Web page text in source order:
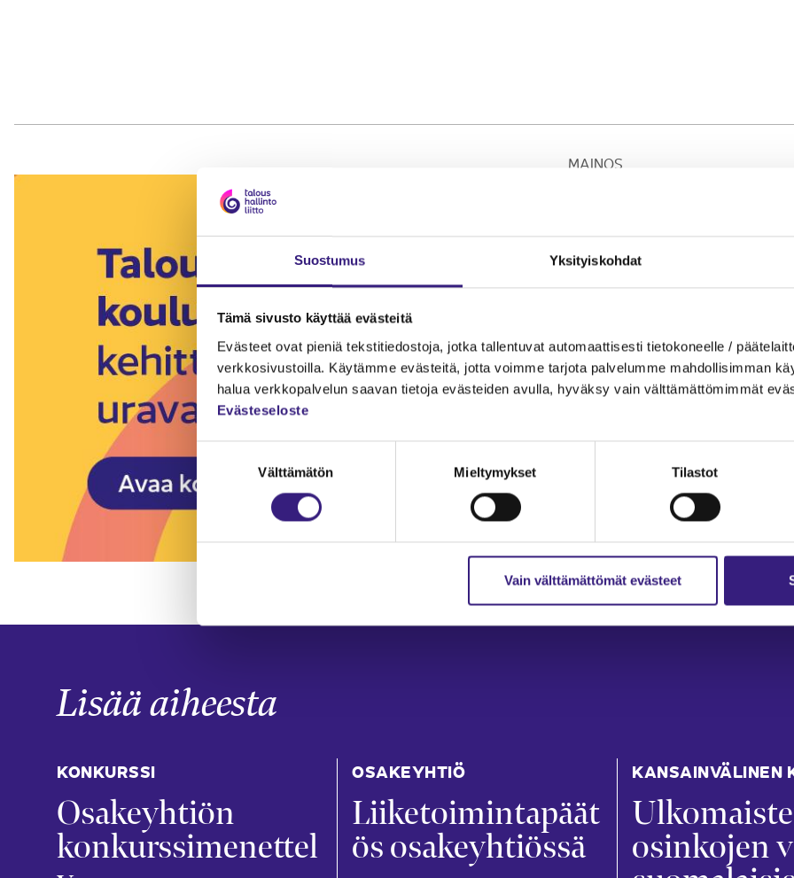
Suostumus Yksityiskohdat
Tämä sivusto käyttää evästeitä
Evästeet ovat pieniä tekstitiedostoja, jotka tallentuvat automaattisesti tietokoneelle /
verkkosivustoilla. Käytämme evästeitä, jotta voimme tarjota palvelumme mahdollisimman
halua verkkopalvelun saavan tietoja evästeiden avulla, hyväksy vain välttämättömimmät
Evästeseloste
Välttämätön Mieltymykset Tilastot
Vain välttämättömät evästeet
MAINOS
Lisää aiheesta
KONKURSSI
Osakeyhtiön
konkurssimenettel
OSAKEYHTIÖ
Liiketoimintapäät
ös osakeyhtiössä
KANSAINVÄLINEN
osinkojen